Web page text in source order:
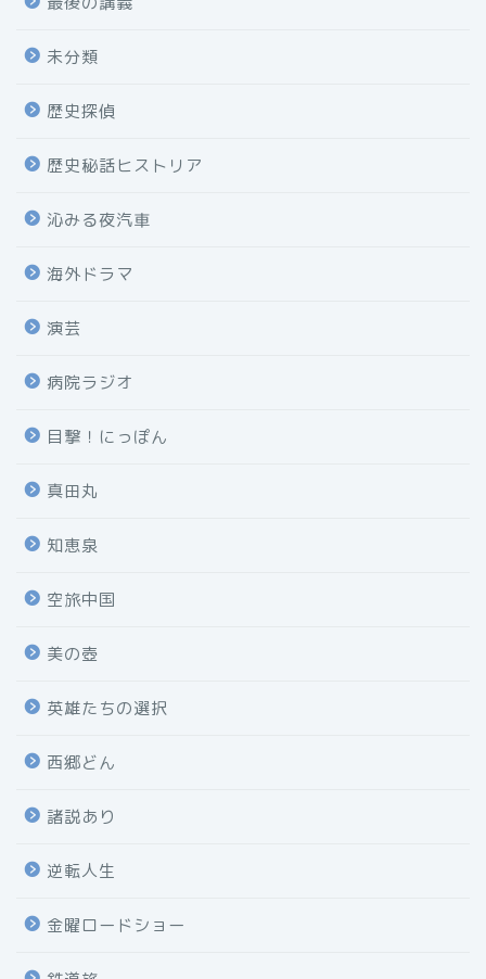
未分類
歴史探偵
歴史秘話ヒストリア
沁みる夜汽車
海外ドラマ
演芸
病院ラジオ
目撃！にっぽん
真田丸
知恵泉
空旅中国
美の壺
英雄たちの選択
西郷どん
諸説あり
逆転人生
金曜ロードショー